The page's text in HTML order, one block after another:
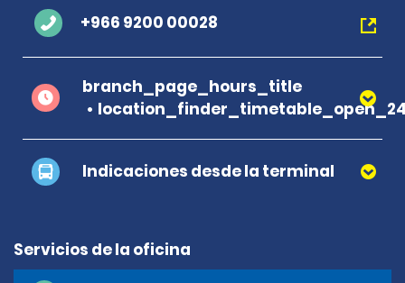
+966 9200 00028
branch_page_hours_title
Indicaciones desde la terminal
Servicios de la oficina